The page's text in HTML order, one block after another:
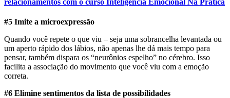
relacionamentos com o curso Inteligência Emocional Na Prática
#5 Imite a microexpressão
Quando você repete o que viu – seja uma sobrancelha levantada ou
um aperto rápido dos lábios, não apenas lhe dá mais tempo para
pensar, também dispara os “neurônios espelho” no cérebro. Isso
facilita a associação do movimento que você viu com a emoção
correta.
#6 Elimine sentimentos da lista de possibilidades